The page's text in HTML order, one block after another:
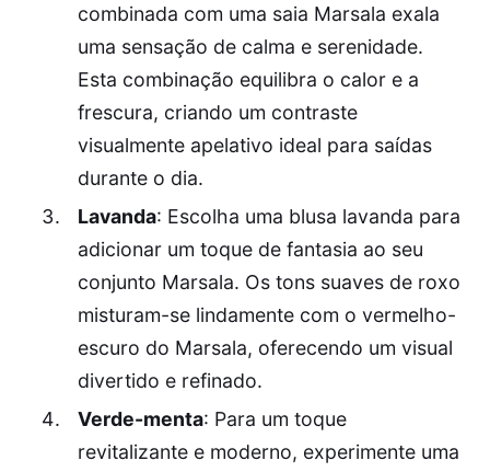
combinada com uma saia Marsala exala
uma sensação de calma e serenidade.
Esta combinação equilibra o calor e a
frescura, criando um contraste
visualmente apelativo ideal para saídas
durante o dia.
Lavanda: Escolha uma blusa lavanda para
adicionar um toque de fantasia ao seu
conjunto Marsala. Os tons suaves de roxo
misturam-se lindamente com o vermelho-
escuro do Marsala, oferecendo um visual
divertido e refinado.
Verde-menta: Para um toque
revitalizante e moderno, experimente uma